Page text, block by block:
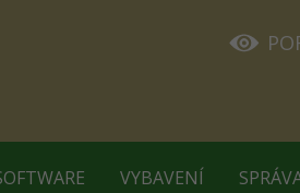
VYBAVENÍ